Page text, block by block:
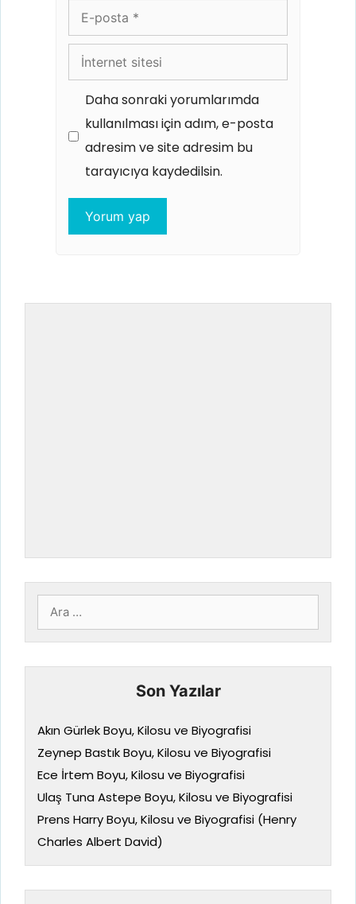
posta
İnternet
sitesi
Daha sonraki yorumlarımda
kullanılması için adım, e-posta
adresim ve site adresim bu
tarayıcıya kaydedilsin.
için
ara
Son Yazılar
Akın Gürlek Boyu, Kilosu ve Biyografisi
Zeynep Bastık Boyu, Kilosu ve Biyografisi
Ece İrtem Boyu, Kilosu ve Biyografisi
Ulaş Tuna Astepe Boyu, Kilosu ve Biyografisi
Prens Harry Boyu, Kilosu ve Biyografisi (Henry
Charles Albert David)